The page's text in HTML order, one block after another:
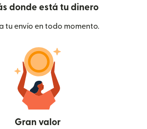
donde está tu dinero
tu envío en todo momento.
Gran valor